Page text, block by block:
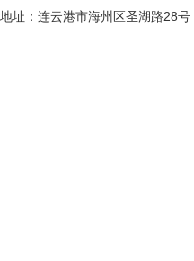
地址：连云港市海州区圣湖路28号